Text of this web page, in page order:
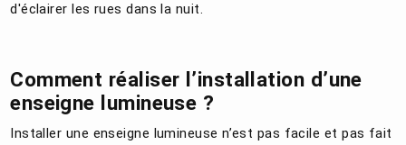
d'éclairer les rues dans la nuit.
Comment réaliser l’installation d’une
enseigne lumineuse ?
Installer une enseigne lumineuse n’est pas facile et pas fait